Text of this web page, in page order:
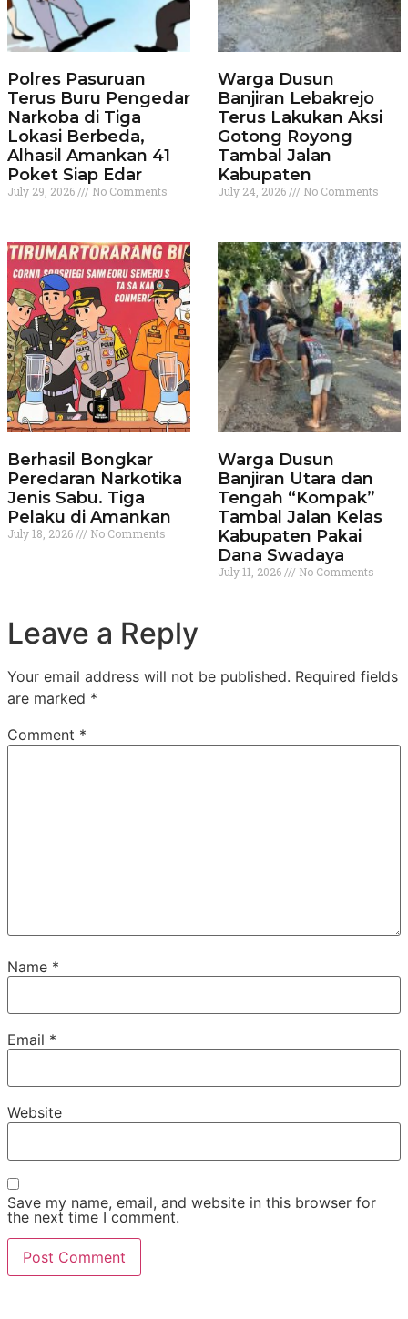
Polres Pasuruan
Terus Buru Pengedar
Narkoba di Tiga
Lokasi Berbeda,
Alhasil Amankan 41
Poket Siap Edar
July 29, 2026 No Comments
Warga Dusun
Banjiran Lebakrejo
Terus Lakukan Aksi
Gotong Royong
Tambal Jalan
Kabupaten
July 24, 2026 No Comments
Berhasil Bongkar
Peredaran Narkotika
Jenis Sabu. Tiga
Pelaku di Amankan
July 18, 2026 No Comments
Warga Dusun
Banjiran Utara dan
Tengah “Kompak”
Tambal Jalan Kelas
Kabupaten Pakai
Dana Swadaya
July 11, 2026 No Comments
Leave a Reply
Your email address will not be published. Required fields
are marked *
Comment *
Name *
Email *
Website
Save my name, email, and website in this browser for
the next time I comment.